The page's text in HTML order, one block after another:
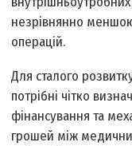
незрівнянно
операцій.
Для сталого
потрібні чітко
фінансування та
грошей між